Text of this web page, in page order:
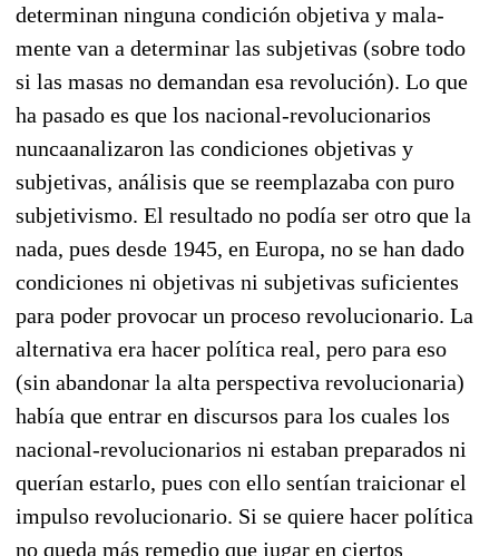
determinan ninguna condición objetiva y mala­
mente van a determinar las subjetivas (sobre todo
si las masas no demandan esa revolución). Lo que
ha pasado es que los nacional-revolucionarios
nuncaanalizaron las condiciones objetivas y
subjetivas, análisis que se reemplazaba con puro
subjetivismo. El resultado no podía ser otro que la
nada, pues desde 1945, en Europa, no se han dado
condiciones ni objetivas ni subjetivas sufi­cientes
para poder provocar un proceso revolucionario. La
alternativa era hacer política real, pero para eso
(sin abandonar la alta perspectiva revolucionaria)
había que entrar en discursos para los cuales los
nacional-revolucionarios ni estaban preparados ni
querían estarlo, pues con ello sentían traicionar el
impulso revolucionario. Si se quiere hacer política
no queda más remedio que jugar en ciertos